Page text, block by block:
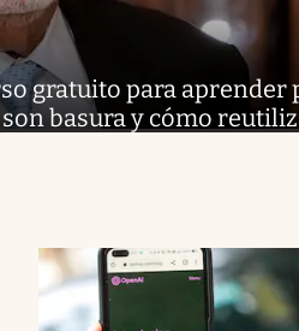
gratuito para aprender
basura y cómo